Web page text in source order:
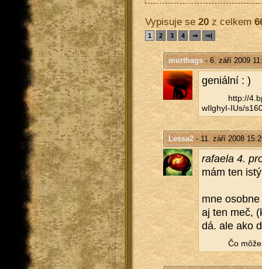
Vypisuje se20z celkem
1 2 3 4 ⇒ ⇒|
murthags- 6. září 2009
ge­ni­ál­ní : )
http://​
wIlghyI-IUs/​
Lessa2- 11. září 2008
ra­fa­e­la 4.
mám ten
mne
aj ten meč,
dá. ale ako
Čo